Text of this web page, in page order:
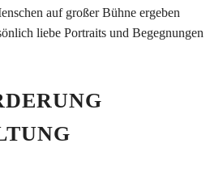
auf großer Bühne ergeben
liebe Portraits und Begegnungen